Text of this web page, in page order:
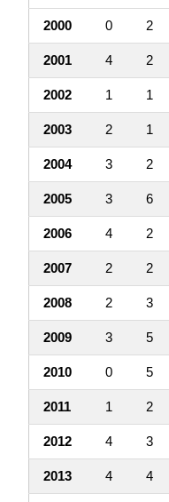
2000 0 2
2001 4 2
2002 1 1
2003 2 1
2004 3 2
2005 3 6
2006 4 2
2007 2 2
2008 2 3
2009 3 5
2010 0 5
2011 1 2
2012 4 3
2013 4 4